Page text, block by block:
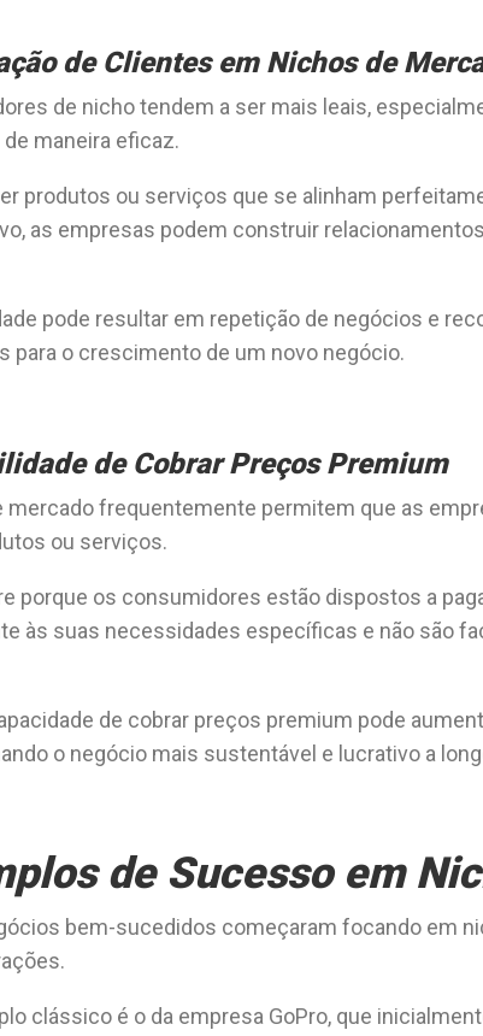
de Clientes em Nichos de
de nicho tendem a ser mais leais,
maneira eficaz.
produtos ou serviços que se alinham
as empresas podem construir
pode resultar em repetição de negócios e
para o crescimento de um novo negócio.
de Cobrar Preços Premium
mercado frequentemente permitem que as
ou serviços.
porque os consumidores estão dispostos a
às suas necessidades específicas e não são
de cobrar preços premium pode
o negócio mais sustentável e lucrativo a
de Sucesso em
bem-sucedidos começaram focando em
clássico é o da empresa GoPro, que